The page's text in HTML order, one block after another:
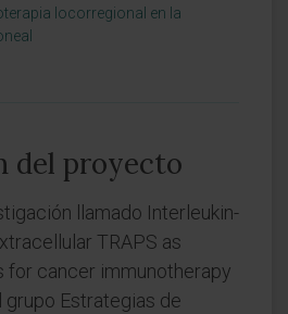
locorregional en la
del proyecto
llamado Interleukin-
TRAPS as
for cancer immunotherapy
Estrategias de